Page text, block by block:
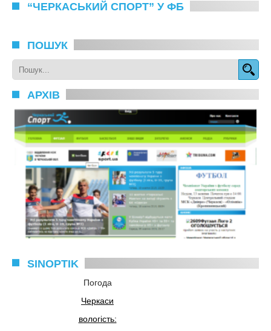
“ЧЕРКАСЬКИЙ СПОРТ” У ФБ
ПОШУК
АРХІВ
SINOPTIK
Погода
Черкаси
вологість: